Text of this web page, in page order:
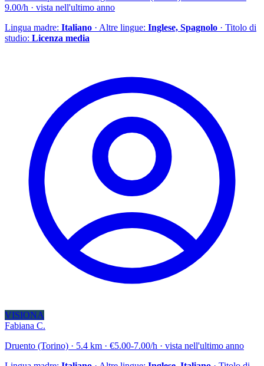
9.00/h · vista nell'ultimo anno
Lingua madre: Italiano · Altre lingue: Inglese, Spagnolo · Titolo di
studio: Licenza media
VISIONA
Fabiana C.
Druento (Torino) · 5.4 km · €5.00-7.00/h · vista nell'ultimo anno